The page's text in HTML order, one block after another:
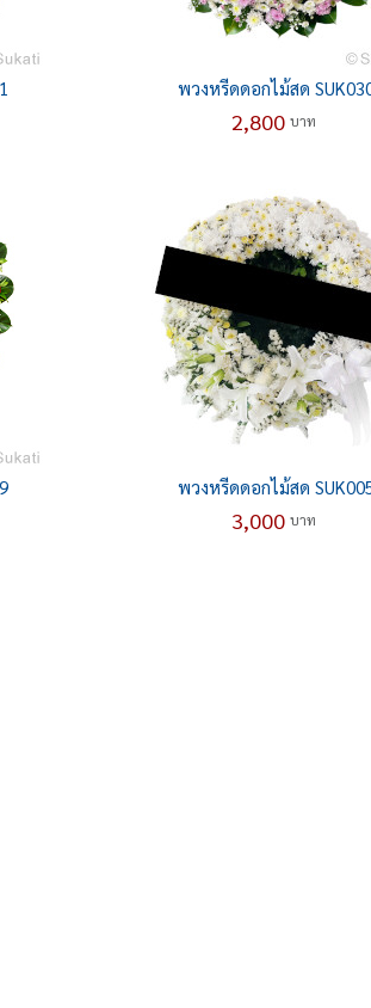
พวงหรีดดอกไม้สด
2,800บาท
พวงหรีดดอกไม้สด
3,000บาท